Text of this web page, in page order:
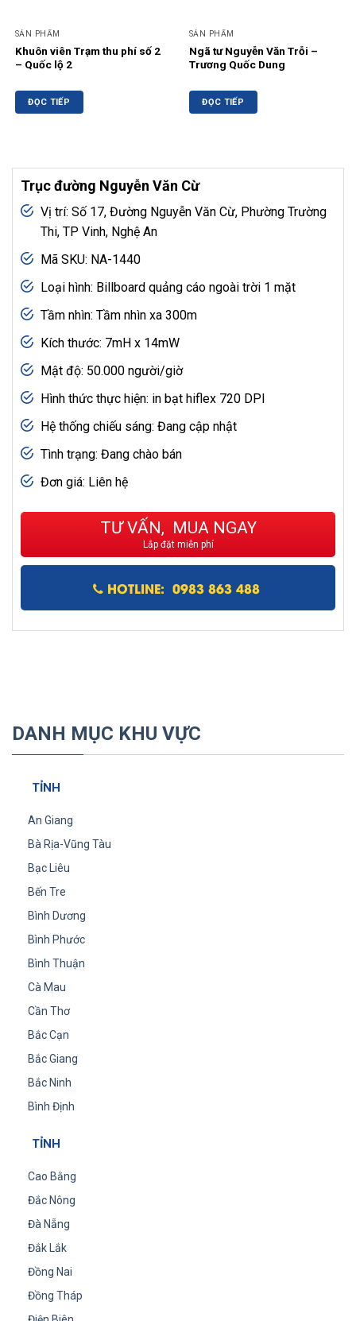
SẢN PHẨM
Khuôn viên Trạm thu phí số 2
– Quốc lộ 2
ĐỌC TIẾP
SẢN PHẨM
Ngã tư Nguyễn Văn Trỗi –
Trương Quốc Dung
ĐỌC TIẾP
Trục đường Nguyễn Văn Cừ
Vị trí: Số 17, Đường Nguyễn Văn Cừ, Phường Trường
Thi, TP Vinh, Nghệ An
Mã SKU: NA-1440
Loại hình: Billboard quảng cáo ngoài trời 1 mặt
Tầm nhìn: Tầm nhìn xa 300m
Kích thước: 7mH x 14mW
Mật độ: 50.000 người/giờ
Hình thức thực hiện: in bạt hiflex 720 DPI
Hệ thống chiếu sáng: Đang cập nhật
Tình trạng: Đang chào bán
Đơn giá: Liên hệ
TƯ VẤN, MUA NGAY
Lắp đặt miễn phí
HOTLINE: 0983 863 488
DANH MỤC KHU VỰC
TỈNH
An Giang
Bà Rịa-Vũng Tàu
Bạc Liêu
Bến Tre
Bình Dương
Bình Phước
Bình Thuận
Cà Mau
Cần Thơ
Bắc Cạn
Bắc Giang
Bắc Ninh
Bình Định
TỈNH
Cao Bằng
Đắc Nông
Đà Nẵng
Đắk Lắk
Đồng Nai
Đồng Tháp